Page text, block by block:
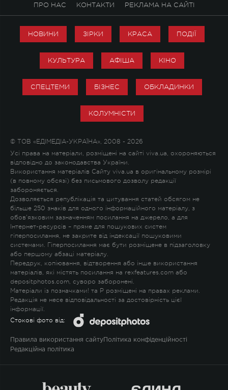
ПРО НАС КОНТАКТИ РЕКЛАМА НА САЙТІ
НОВИНИ ЗІРКИ КРАСА ПОДІЇ
КУЛЬТУРА АФІША КІНО
СПЕЦТЕМИ БІЗНЕС ОБКЛАДИНКИ
КОЛУМНІСТИ
© ТОВ «ЕДІМЕДІА-УКРАЇНА», 2008 - 2026
Усі права на матеріали, розміщені на сайті viva.ua, охороняються
відповідно до законодавства України.
Використання матеріалів Сайту viva.ua в оригінальному розмірі
(в повному обсязі) без письмового дозволу редакції
забороняється.
Дозволяється републікація та цитування статей обсягом не
більше 250 знаків для одного інформаційного матеріалу, з
обов'язковим зазначенням посилання на джерело, а для
Інтернет-ресурсів – пряме для пошукових систем
гіперпосилання, не закрите від індексації пошуковими
системами. Гіперпосилання має бути розміщене в підзаголовку
або першому абзаці матеріалу.
Передрук, копіювання, відтворення або інше використання
матеріалів, які містять посилання на rexfeatures.com або
depositphotos.com, суворо заборонені.
Матеріали із позначками! та P розміщені на правах реклами.
Редакція не несе відповідальності за достовірність цієї
інформації.
Стокові фото від:
Правила використання сайту Політика конфіденційності
Редакційна політика